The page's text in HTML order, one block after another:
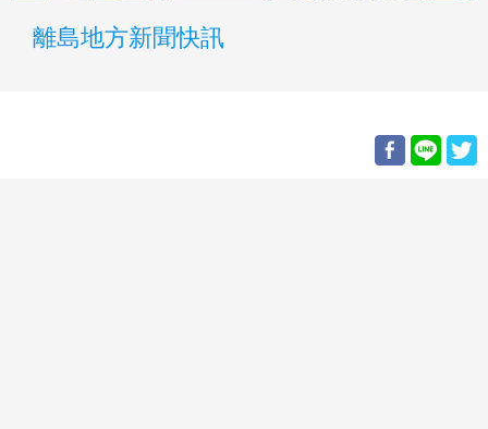
離島地方新聞快訊